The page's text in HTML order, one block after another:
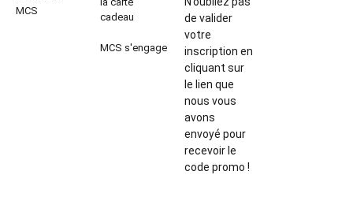
MCS
cadeau
MCS s'engage
de valider
votre
inscription en
cliquant sur
le lien que
nous vous
avons
envoyé pour
recevoir le
code promo !